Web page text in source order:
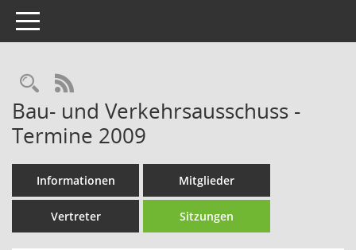
Toggle navigation
Rechercheauswahl
RSS-Feed
Bau- und Verkehrsausschuss -
Termine 2009
Informationen Mitglieder
Vertreter Sitzungen